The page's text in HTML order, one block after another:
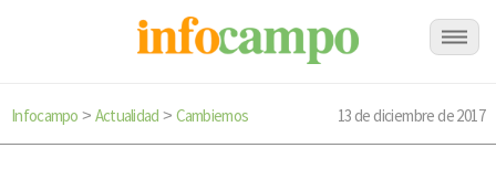
Infocampo > Actualidad > Cambiemos 13 de diciembre de 2017